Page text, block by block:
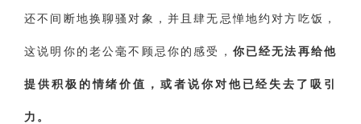
还不间断地换聊骚对象，并且肆无忌惮地约对方吃饭，
这说明你的老公毫不顾忌你的感受， 你已经无法再给他
提供积极的情绪价值，或者说你对他已经失去了吸引
力。